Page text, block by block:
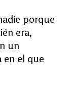
porque
era,
un
en el que